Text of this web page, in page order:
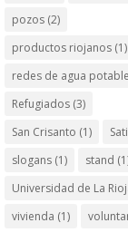
pozos (2)
productos riojanos (1)
redes de agua potable
Refugiados (3)
San Crisanto (1)
slogans (1) stand
Universidad de La
vivienda (1)